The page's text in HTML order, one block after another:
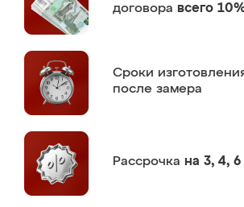
договора всего
Сроки
после замера
Рассрочка на 3, 4,